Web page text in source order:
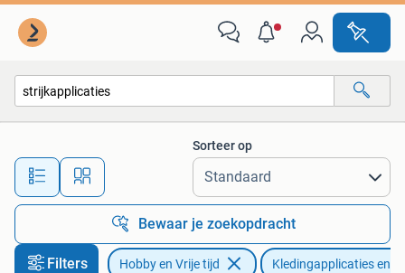
Alle afstanden…
Sorteer op
Bewaar je zoekopdracht
Filters Hobby en Vrije tijd Kledingapplicaties en